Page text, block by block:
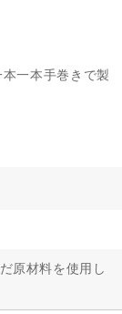
一本手巻きで製
原材料を使用し